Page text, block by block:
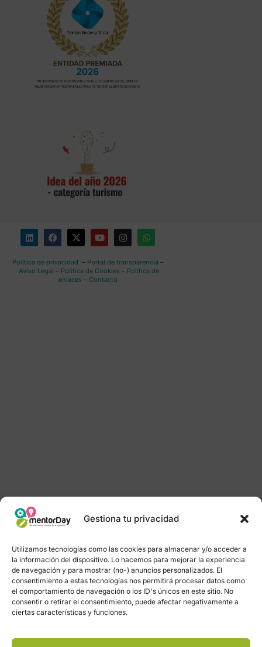
Gestiona tu privacidad
Utilizamos tecnologías como las cookies para almacenar y/o acceder a
la información del dispositivo. Lo hacemos para mejorar la experiencia
de navegación y para mostrar (no-) anuncios personalizados. El
consentimiento a estas tecnologías nos permitirá procesar datos como
el comportamiento de navegación o los ID's únicos en este sitio. No
consentir o retirar el consentimiento, puede afectar negativamente a
ciertas características y funciones.
Política de privacidad – Portal de transparencia–
Aviso Legal – Política de Cookies – Política de
enlaces – Contacto